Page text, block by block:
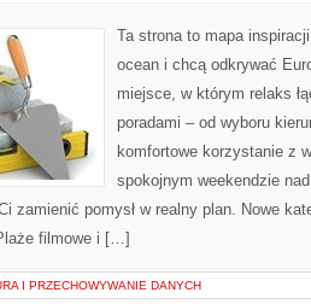
Ta strona to mapa
ocean i chcą odkrywać
miejsce, w którym relaks
poradami – od wyboru
komfortowe korzystanie z
spokojnym weekendzie
zamienić pomysł w realny plan. Nowe
filmowe i […]
I PRZECHOWYWANIE DANYCH